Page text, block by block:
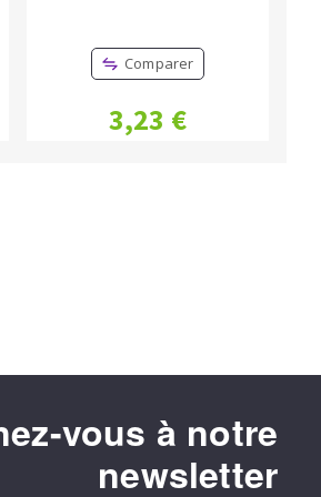
Comparer
3,23 €
vous à notre
newsletter